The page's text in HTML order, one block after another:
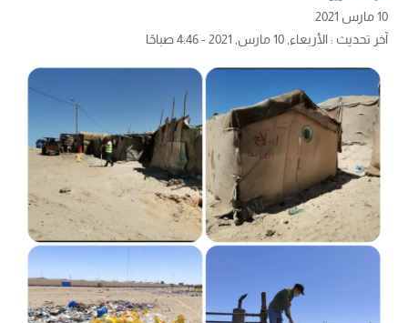
10 مارس 2021
آخر تحديث :الأربعاء, 10 مارس, 2021 - 4:46 صباحًا